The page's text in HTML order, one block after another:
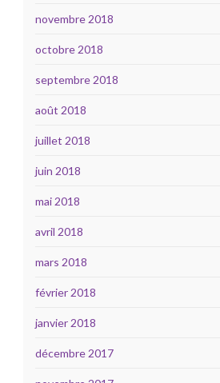
novembre 2018
octobre 2018
septembre 2018
août 2018
juillet 2018
juin 2018
mai 2018
avril 2018
mars 2018
février 2018
janvier 2018
décembre 2017